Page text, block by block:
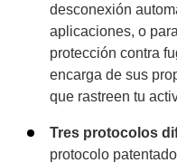
desconexión
aplicaciones, o
protección contra
encarga de sus
que rastreen tu
Tres protocolos
protocolo